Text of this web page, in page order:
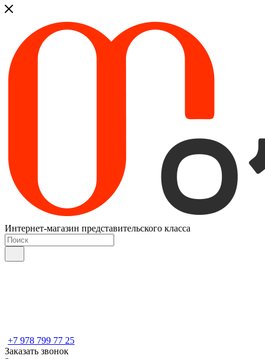
Интернет-магазин представительского класса
+7 978 799 77 25
Заказать звонок